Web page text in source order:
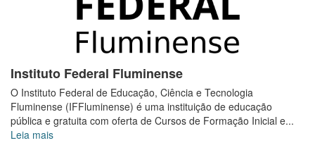
Instituto Federal Fluminense
O Instituto Federal de Educação, Ciência e Tecnologia
Fluminense (IFFluminense) é uma instituição de educação
pública e gratuita com oferta de Cursos de Formação Inicial e...
Leia mais